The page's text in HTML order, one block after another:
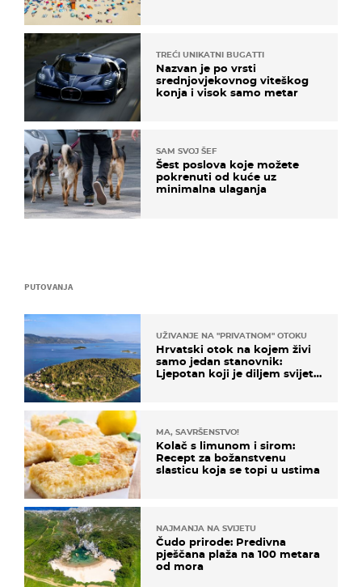
PUTOVANJA
UŽIVANJE NA "PRIVATNOM" OTOKU
Hrvatski otok na kojem živi
samo jedan stanovnik:
Ljepotan koji je diljem svijeta
MA, SAVRŠENSTVO!
Kolač s limunom i sirom:
Recept za božanstvenu
slasticu koja se topi u ustima
NAJMANJA NA SVIJETU
Čudo prirode: Predivna
pješčana plaža na 100 metara
od mora
TREĆI UNIKATNI BUGATTI
Nazvan je po vrsti
srednjovjekovnog viteškog
konja i visok samo metar
SAM SVOJ ŠEF
Šest poslova koje možete
pokrenuti od kuće uz
minimalna ulaganja